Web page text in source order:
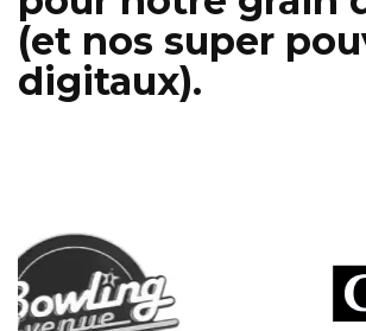
(et nos super
digitaux).